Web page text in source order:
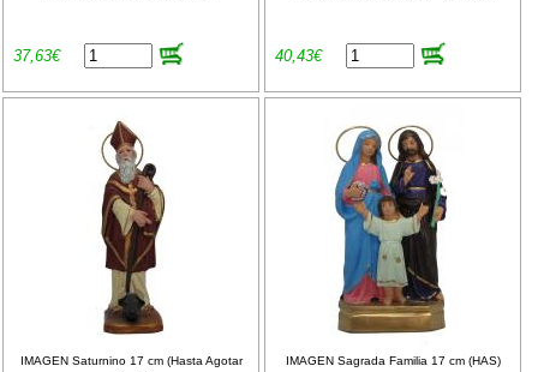
37,63€ 40,43€
IMAGEN Saturnino 17 cm (Hasta Agotar
IMAGEN Sagrada Familia 17 cm (HAS)